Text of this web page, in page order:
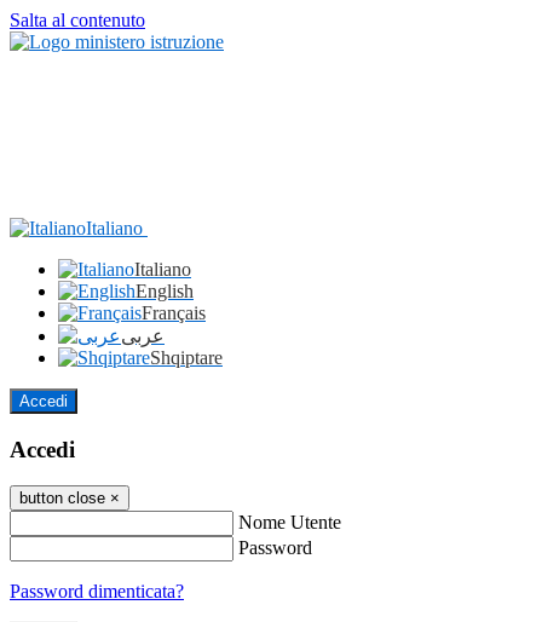
Salta al contenuto
Italiano
Italiano
English
Français
عربى
Shqiptare
Accedi
Accedi
button close ×
Nome Utente
Password
Password dimenticata?